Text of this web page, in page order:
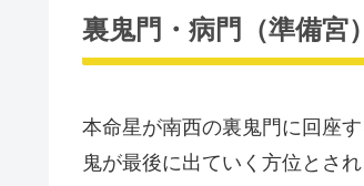
裏鬼門・病門（準備宮）
本命星が南西の裏鬼門に回座す
鬼が最後に出ていく方位とさ